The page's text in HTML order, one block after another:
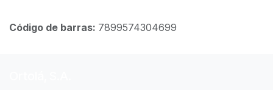
Código de barras: 7899574304699